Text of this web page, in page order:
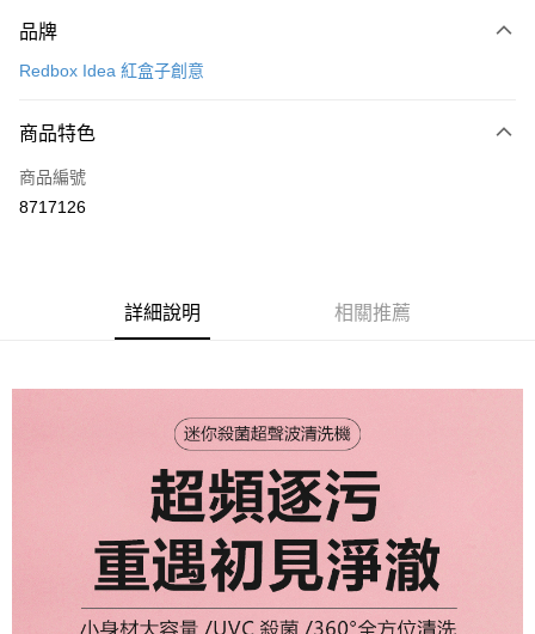
信用卡一次付款
Apple Pay
街口支付
相關說明
1.本服務由台灣大哥大提供，台灣大哥大用戶可立即使用無須另外申請。
2.付款方式選擇「大哥付你分期」，訂單成立後會自動跳轉到大哥付的交易
流程，驗證手機門號後，選擇欲分期的期數、繳款截止日，確認付款後即完
3.實際核准額度、可分期數及費用金額請依後續交易確認頁面所載為準。
4.訂單成立30分鐘內，如未前往確認交易或遇審核未通過，訂單將自動取
消。如遇「轉專審核」未通過狀況，表示未達大哥付你分期系統評分，恕無
法說明評估內容。
【繳款方式說明】
1.分期款項不併入電信帳單，「大哥付你分期」於每月結算日後寄送繳費提
【關於「AFTEE先享後付」】
AFTEE先享後付是「在收到商品之後才付款」的支付方式。 讓您購物簡單
１．簡單：不需註冊會員、不需綁卡、不需儲值。
２．便利：只要手機號碼，簡訊認證，即可結帳。
３．安心：先確認商品／服務後，再付款。
品牌
Redbox Idea 紅盒子創意
商品特色
商品編號
8717126
詳細說明 相關推薦